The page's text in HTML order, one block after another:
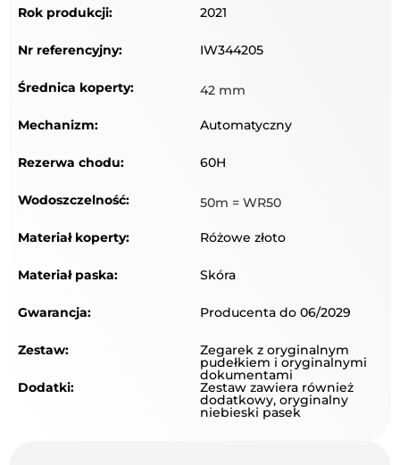
Rok produkcji: 2021
Nr referencyjny: IW344205
Średnica koperty: 42 mm
Mechanizm: Automatyczny
Rezerwa chodu: 60H
Wodoszczelność: 50m = WR50
Materiał koperty: Różowe złoto
Materiał paska: Skóra
Gwarancja: Producenta do 06/2029
Zestaw: Zegarek z oryginalnym
pudełkiem i oryginalnymi
dokumentami
Dodatki: Zestaw zawiera również
dodatkowy, oryginalny
niebieski pasek